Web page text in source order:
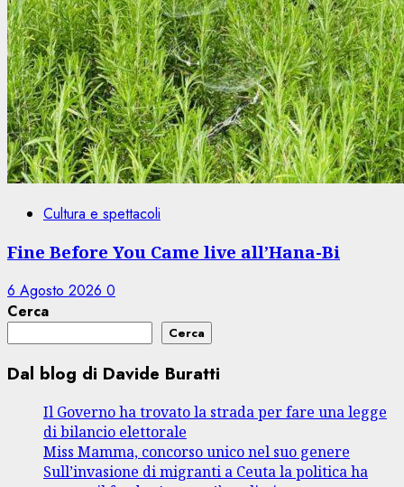
Cultura e spettacoli
Fine Before You Came live all’Hana-Bi
6 Agosto 2026 0
Cerca
Cerca
Dal blog di Davide Buratti
Il Governo ha trovato la strada per fare una legge
di bilancio elettorale
Miss Mamma, concorso unico nel suo genere
Sull’invasione di migranti a Ceuta la politica ha